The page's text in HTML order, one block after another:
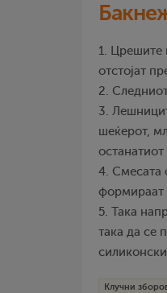
1. Црешите
отстојат
2.
3.
шеќерот,
4. Смесата
формираат
5. Така
така да се
Клучни